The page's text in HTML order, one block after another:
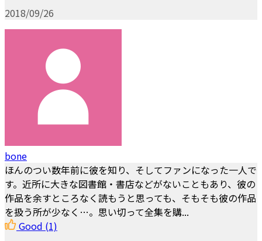
2018/09/26
bone
ほんのつい数年前に彼を知り、そしてファンになった一人で
す。近所に大きな図書館・書店などがないこともあり、彼の
作品を余すところなく読もうと思っても、そもそも彼の作品
を扱う所が少なく…。思い切って全集を購...
Good (1)